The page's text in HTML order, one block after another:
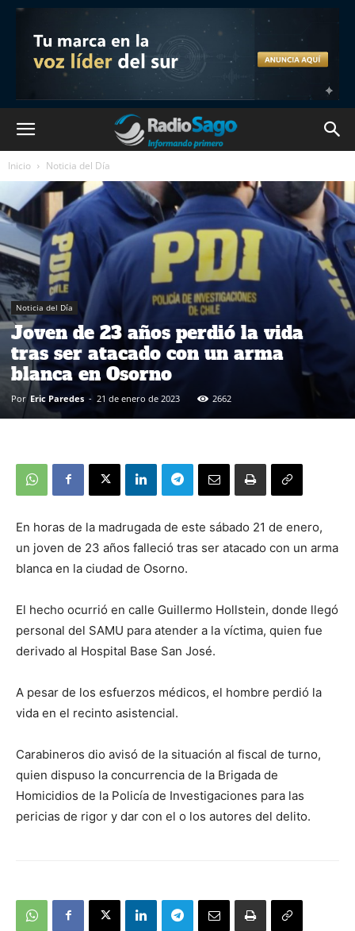
Inicio Noticia del Día
Noticia del Día
Joven de 23 años perdió la vida
tras ser atacado con un arma
blanca en Osorno
Por Eric Paredes - 21 de enero de 2023 2662
En horas de la madrugada de este sábado 21 de enero,
un joven de 23 años falleció tras ser atacado con un arma
blanca en la ciudad de Osorno.
El hecho ocurrió en calle Guillermo Hollstein, donde llegó
personal del SAMU para atender a la víctima, quien fue
derivado al Hospital Base San José.
A pesar de los esfuerzos médicos, el hombre perdió la
vida en el recinto asistencial.
Carabineros dio avisó de la situación al fiscal de turno,
quien dispuso la concurrencia de la Brigada de
Homicidios de la Policía de Investigaciones para las
pericias de rigor y dar con el o los autores del delito.